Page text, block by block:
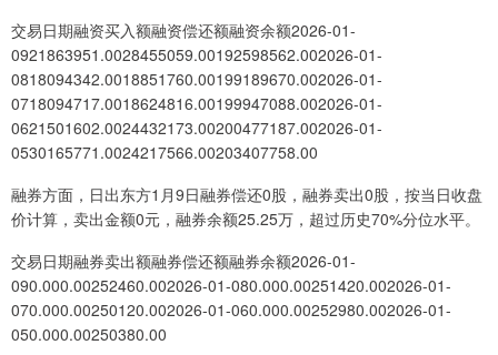
交易日期融资买入额融资偿还额融资余额2026-01-
0921863951.0028455059.00192598562.002026-01-
0818094342.0018851760.00199189670.002026-01-
0718094717.0018624816.00199947088.002026-01-
0621501602.0024432173.00200477187.002026-01-
0530165771.0024217566.00203407758.00
融券方面，日出东方1月9日融券偿还0股，融券卖出0股，按当日收盘
价计算，卖出金额0元，融券余额25.25万，超过历史70%分位水平。
交易日期融券卖出额融券偿还额融券余额2026-01-
090.000.00252460.002026-01-080.000.00251420.002026-01-
070.000.00250120.002026-01-060.000.00252980.002026-01-
050.000.00250380.00